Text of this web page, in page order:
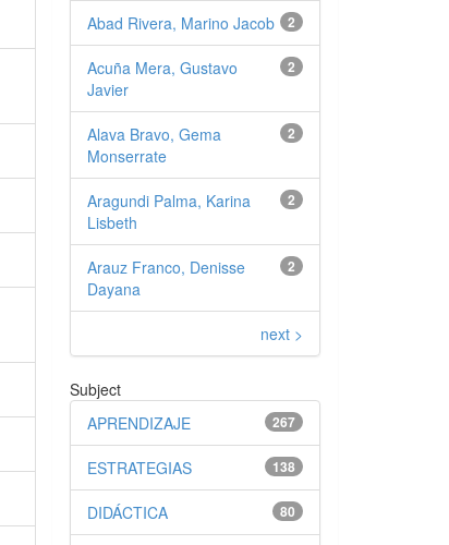
2
Abad Rivera, Marino Jacob
2
Acuña Mera, Gustavo
Javier
2
Alava Bravo, Gema
Monserrate
2
Aragundi Palma, Karina
Lisbeth
2
Arauz Franco, Denisse
Dayana
next >
Subject
267
APRENDIZAJE
138
ESTRATEGIAS
80
DIDÁCTICA